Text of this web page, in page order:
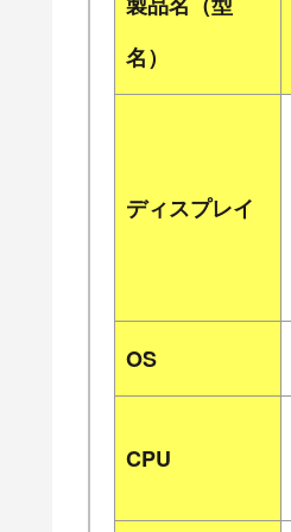
名）
ディスプレイ
OS
CPU